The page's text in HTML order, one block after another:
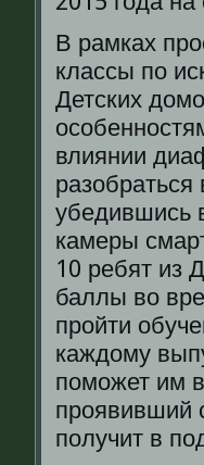
В рамках
классы по
Детских
влиянии
убедившись
камеры
10 ребят из
баллы во
пройти
каждому
поможет им
проявивший
получит в